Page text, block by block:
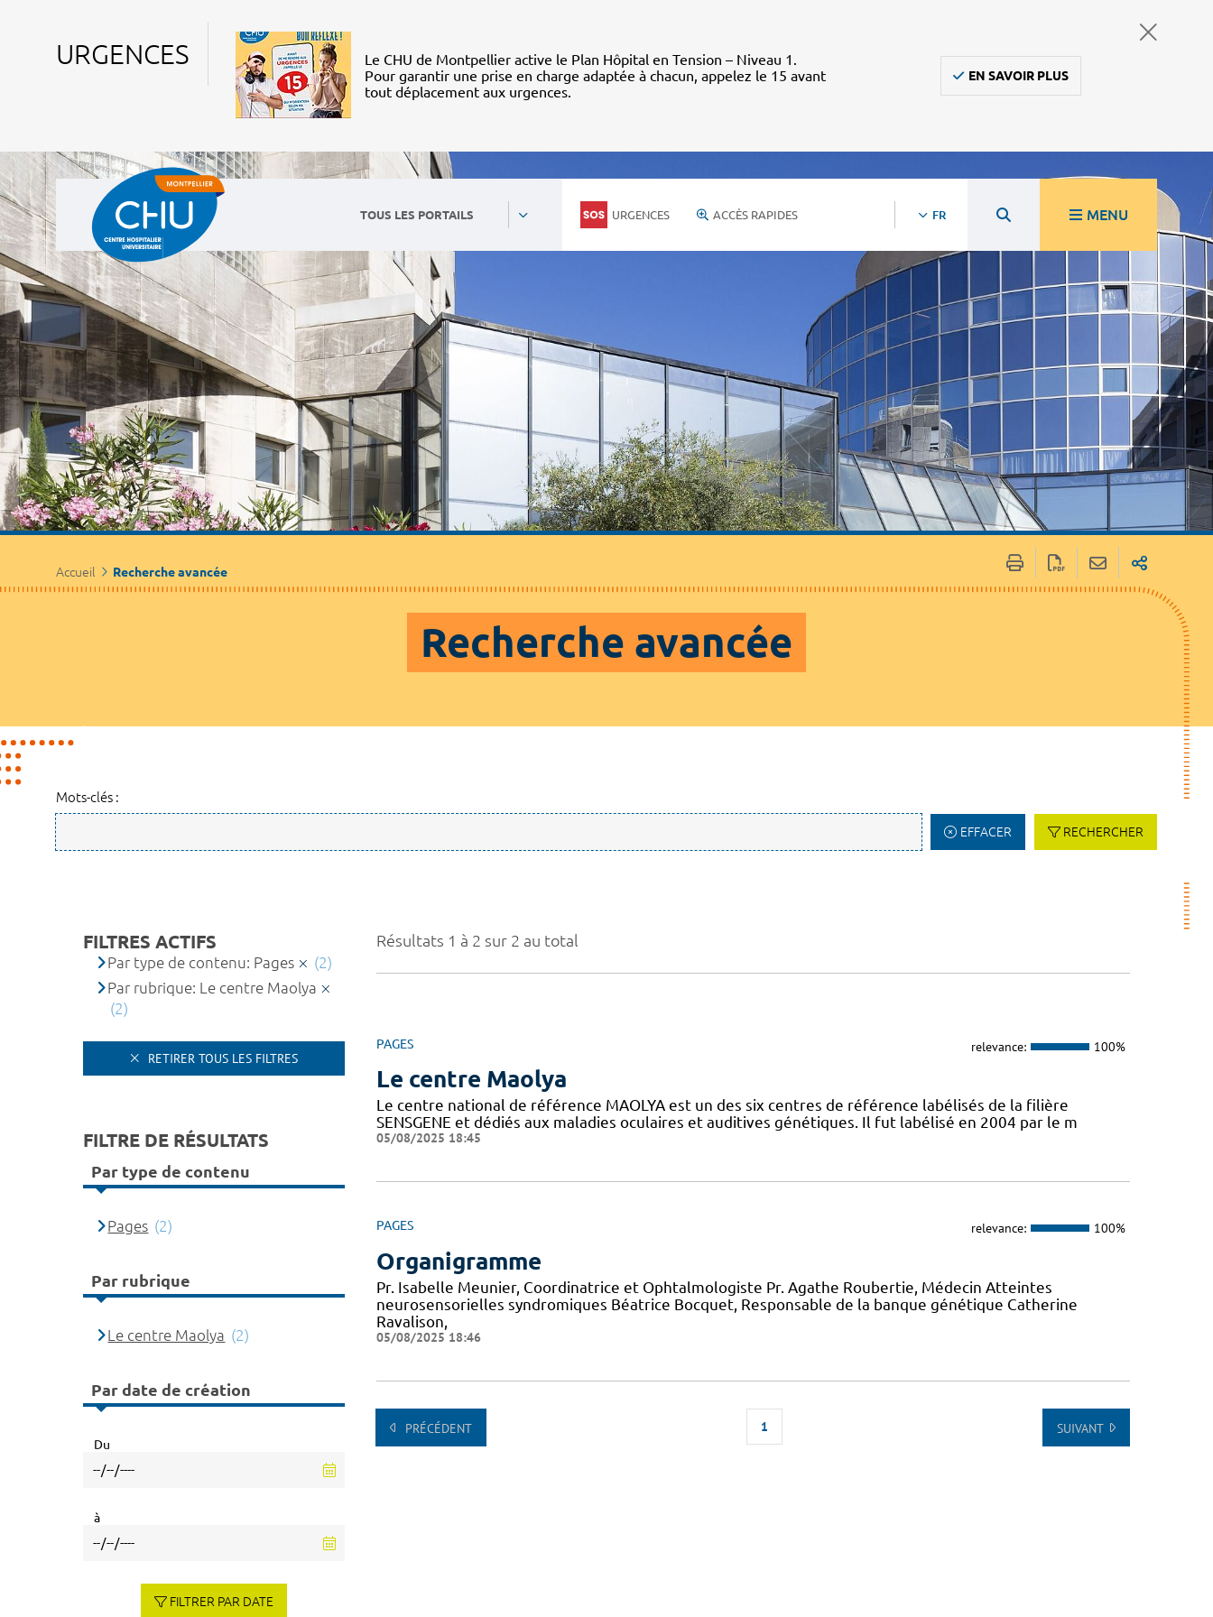
URGENCES
Le CHU de Montpellier active le Plan Hôpital en Tension – Niveau 1.
Pour garantir une prise en charge adaptée à chacun, appelez le 15 avant
tout déplacement aux urgences.
EN SAVOIR PLUS
TOUS LES PORTAILS URGENCES ACCÈS RAPIDES FR MENU
Accueil Recherche avancée
Recherche avancée
Mots-clés :
EFFACER RECHERCHER
Résultats 1 à 2 sur 2 au total
PAGES relevance: 100%
Le centre Maolya
Le centre national de référence MAOLYA est un des six centres de référence labélisés de la filière
SENSGENE et dédiés aux maladies oculaires et auditives génétiques. Il fut labélisé en 2004 par le m
05/08/2025 18:45
PAGES relevance: 100%
Organigramme
Pr. Isabelle Meunier, Coordinatrice et Ophtalmologiste Pr. Agathe Roubertie, Médecin Atteintes
neurosensorielles syndromiques Béatrice Bocquet, Responsable de la banque génétique Catherine
Ravalison,
05/08/2025 18:46
PRÉCÉDENT 1 SUIVANT
FILTRES ACTIFS
Par type de contenu: Pages
(2)
Par rubrique: Le centre Maolya
(2)
RETIRER TOUS LES FILTRES
FILTRE DE RÉSULTATS
Par type de contenu
Pages (2)
Par rubrique
Le centre Maolya (2)
Par date de création
Du
à
FILTRER PAR DATE